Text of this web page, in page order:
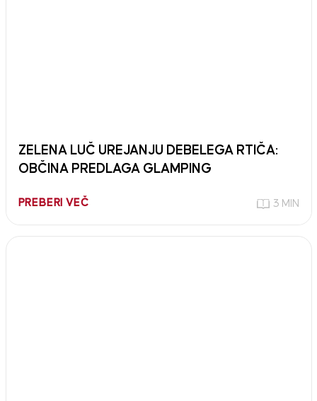
ZELENA LUČ UREJANJU DEBELEGA RTIČA:
OBČINA PREDLAGA GLAMPING
PREBERI VEČ 3 MIN